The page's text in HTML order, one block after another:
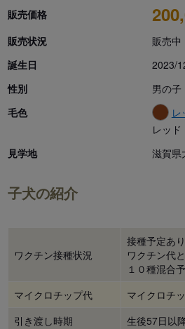
販売価格
販売状況
販売中
誕生日
2023/
性別
男の子
毛色
レ
レッド
見学地
滋賀県
子犬の紹介
ワクチン接種状況
接種予定あり
ワクチン代
１０種混合
マイクロチップ代
マイクロチ
引き渡し時期
生後57日以